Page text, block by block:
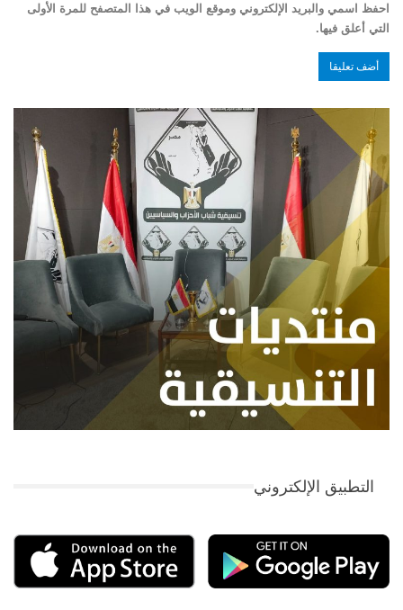
احفظ اسمي والبريد الإلكتروني وموقع الويب في هذا المتصفح للمرة الأولى
التي أعلق فيها.
التطبيق الإلكتروني